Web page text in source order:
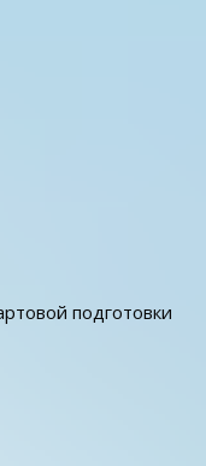
подготовки